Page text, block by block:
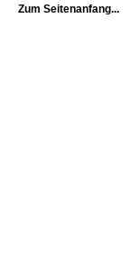
Zum Seitenanfang...